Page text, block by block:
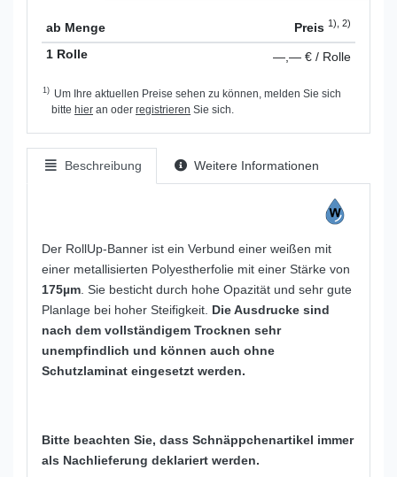
ab Menge Preis1), 2)
1 Rolle —,— € / Rolle
1) Um Ihre aktuellen Preise sehen zu können, melden Sie sich
bitte hier an oder registrieren Sie sich.
Beschreibung Weitere Informationen
Der RollUp-Banner ist ein Verbund einer weißen mit
einer metallisierten Polyestherfolie mit einer Stärke von
175µm . Sie besticht durch hohe Opazität und sehr gute
Planlage bei hoher Steifigkeit. Die Ausdrucke sind
nach dem vollständigem Trocknen sehr
unempfindlich und können auch ohne
Schutzlaminat eingesetzt werden.
Bitte beachten Sie, dass Schnäppchenartikel immer
als Nachlieferung deklariert werden.